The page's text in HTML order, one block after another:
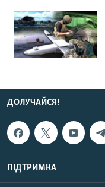
ДОЛУЧАЙСЯ!
ПІДТРИМКА